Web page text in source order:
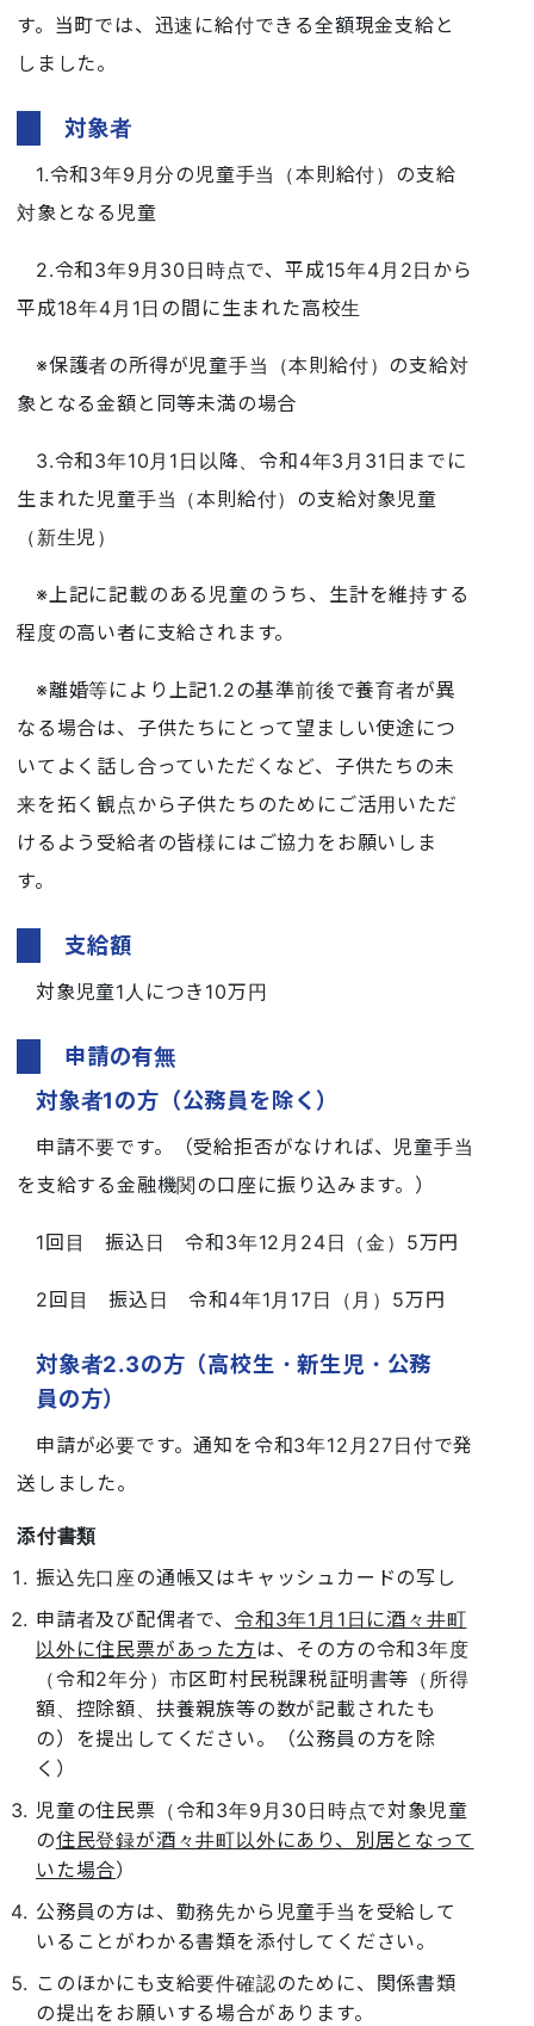
す。当町では、迅速に給付できる全額現金支給と
しました。
対象者
1.令和3年9月分の児童手当（本則給付）の支給
対象となる児童
2.令和3年9月30日時点で、平成15年4月2日から
平成18年4月1日の間に生まれた高校生
※保護者の所得が児童手当（本則給付）の支給対
象となる金額と同等未満の場合
3.令和3年10月1日以降、令和4年3月31日までに
生まれた児童手当（本則給付）の支給対象児童
（新生児）
※上記に記載のある児童のうち、生計を維持する
程度の高い者に支給されます。
※離婚等により上記1.2の基準前後で養育者が異
なる場合は、子供たちにとって望ましい使途につ
いてよく話し合っていただくなど、子供たちの未
来を拓く観点から子供たちのためにご活用いただ
けるよう受給者の皆様にはご協力をお願いしま
す。
支給額
対象児童1人につき10万円
申請の有無
対象者1の方（公務員を除く）
申請不要です。（受給拒否がなければ、児童手当
を支給する金融機関の口座に振り込みます。）
1回目 振込日 令和3年12月24日（金）5万円
2回目 振込日 令和4年1月17日（月）5万円
対象者2.3の方（高校生・新生児・公務
員の方）
申請が必要です。通知を令和3年12月27日付で発
送しました。
添付書類
振込先口座の通帳又はキャッシュカードの写し
申請者及び配偶者で、 令和3年1月1日に酒々井町
以外に住民票があった方は、その方の令和3年度
（令和2年分）市区町村民税課税証明書等（所得
額、控除額、扶養親族等の数が記載されたも
の）を提出してください。（公務員の方を除
く）
児童の住民票（令和3年9月30日時点で対象児童
の住民登録が酒々井町以外にあり、別居となって
いた場合）
公務員の方は、勤務先から児童手当を受給して
いることがわかる書類を添付してください。
このほかにも支給要件確認のために、関係書類
の提出をお願いする場合があります。